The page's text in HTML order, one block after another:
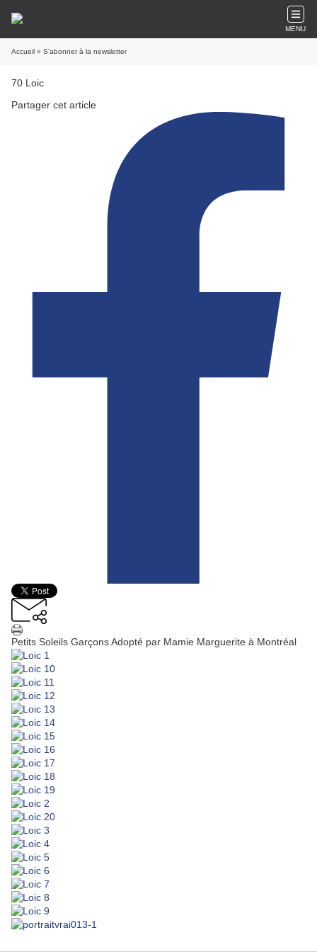
MENU
Accueil » S'abonner à la newsletter
70 Loic
Partager cet article
Petits Soleils Garçons Adopté par Mamie Marguerite à Montréal